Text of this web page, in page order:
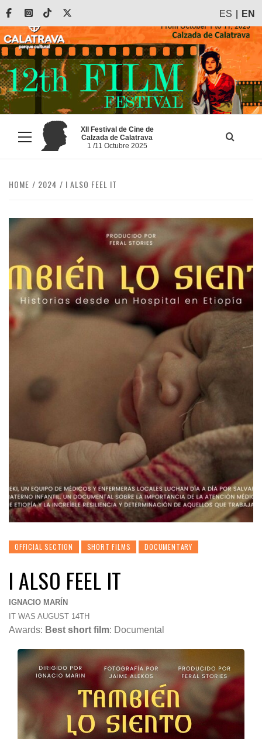
Skip
content
FacebookInstagram
Tiktok ES EN
Primary
Menu
XII Festival de Cine de
Calzada de Calatrava
1 /11 Octubre 2025
HOME 2024 I ALSO FEEL IT
OFFICIAL SECTION SHORT FILMS DOCUMENTARY
I ALSO FEEL IT
IGNACIO MARÍN
IT WAS AUGUST 14TH
Awards: Best short film: Documental